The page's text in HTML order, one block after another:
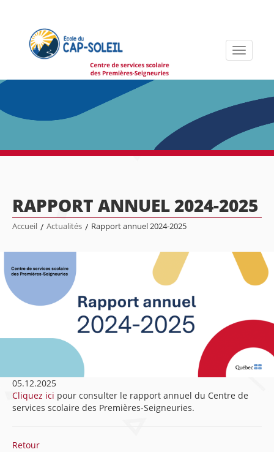
Toggle
RAPPORT ANNUEL 2024-2025
Accueil / Actualités / Rapport annuel 2024-2025
05.12.2025
Cliquez ici pour consulter le rapport annuel du Centre de
services scolaire des Premières-Seigneuries.
Retour